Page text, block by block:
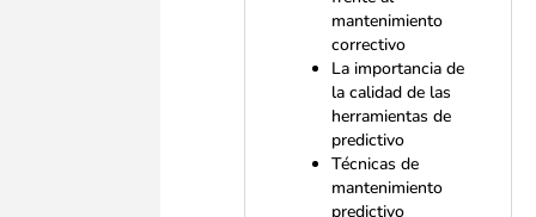
mantenimiento
correctivo
La importancia de
la calidad de las
herramientas de
predictivo
Técnicas de
mantenimiento
predictivo